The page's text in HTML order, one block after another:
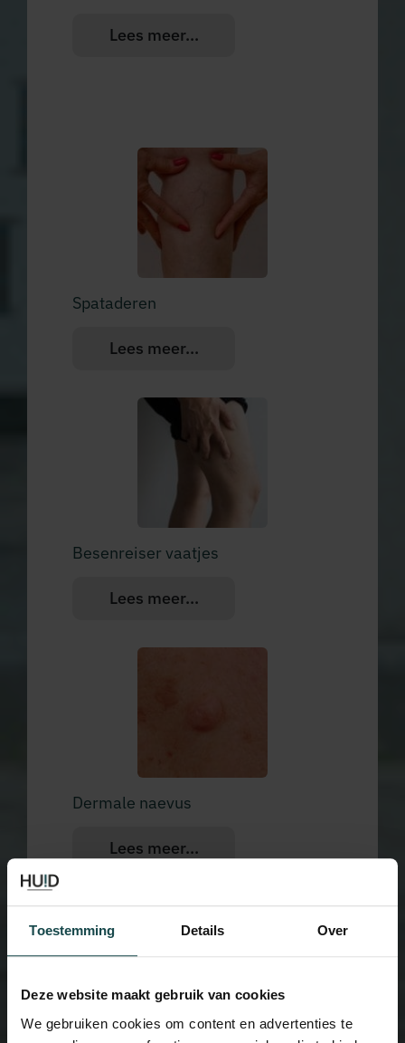
Toestemming Details Over
Deze website maakt gebruik van cookies
We gebruiken cookies om content en advertenties te
Lees meer...
Spataderen
Lees meer...
Besenreiser vaatjes
Lees meer...
Dermale naevus
Lees meer...